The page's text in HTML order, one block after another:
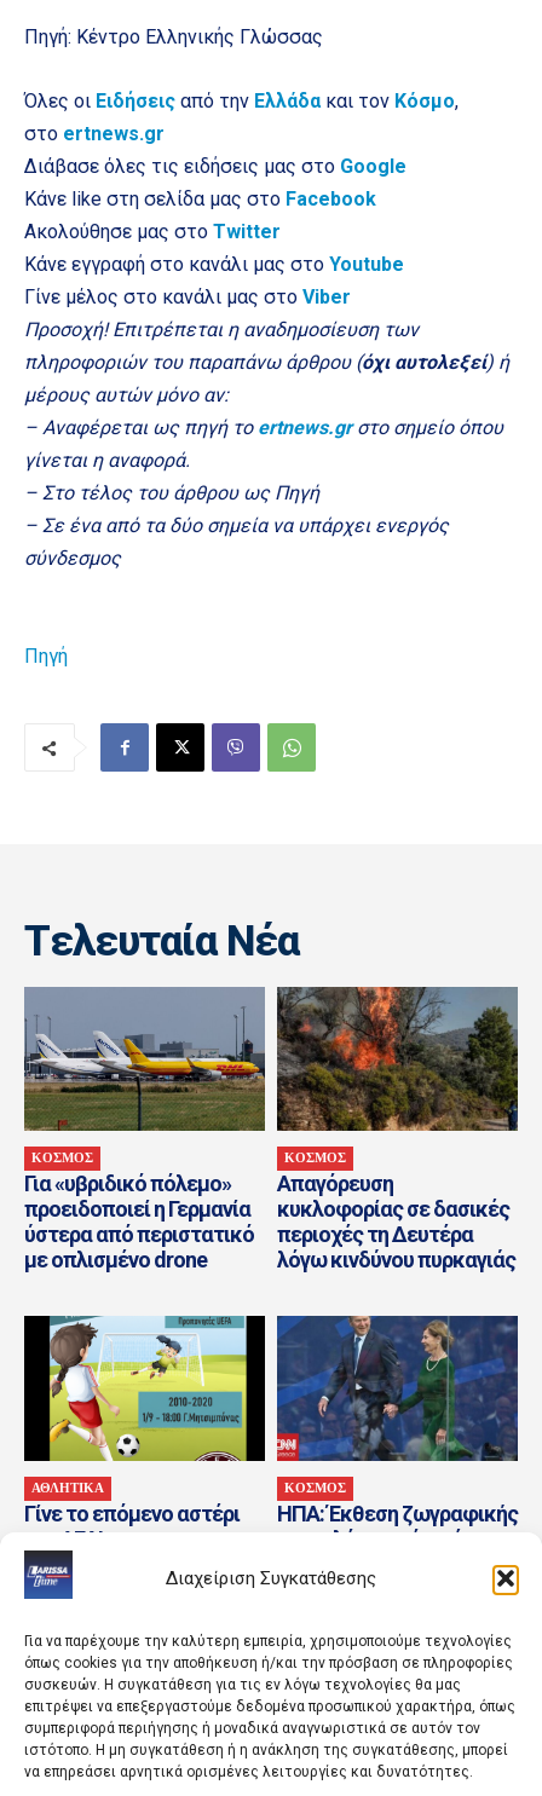
Διαχείριση Συγκατάθεσης
Για να παρέχουμε την καλύτερη εμπειρία, χρησιμοποιούμε τεχνολογίες
όπως cookies για την αποθήκευση ή/και την πρόσβαση σε πληροφορίες
συσκευών. Η συγκατάθεση για τις εν λόγω τεχνολογίες θα μας
επιτρέψει να επεξεργαστούμε δεδομένα προσωπικού χαρακτήρα, όπως
συμπεριφορά περιήγησης ή μοναδικά αναγνωριστικά σε αυτόν τον
ιστότοπο. Η μη συγκατάθεση ή η ανάκληση της συγκατάθεσης, μπορεί
να επηρεάσει αρνητικά ορισμένες λειτουργίες και δυνατότητες.
Πηγή: Κέντρο Ελληνικής Γλώσσας
Όλες οι Ειδήσεις από την Ελλάδακαι τον Κόσμο,
στο ertnews.gr
Διάβασε όλες τις ειδήσεις μας στο Google
Κάνε like στη σελίδα μας στο Facebook
Ακολούθησε μας στο Twitter
Κάνε εγγραφή στο κανάλι μας στο Youtube
Γίνε μέλος στο κανάλι μας στο Viber
Προσοχή! Επιτρέπεται η αναδημοσίευση των
πληροφοριών του παραπάνω άρθρου (όχι αυτολεξεί) ή
μέρους αυτών μόνο αν:
– Αναφέρεται ως πηγή το ertnews.gr στο σημείο όπου
γίνεται η αναφορά.
– Στο τέλος του άρθρου ως Πηγή
– Σε ένα από τα δύο σημεία να υπάρχει ενεργός
σύνδεσμος
Πηγή
Tελευταία Nέα
ΚΟΣΜΟΣ
Για «υβριδικό πόλεμο»
προειδοποιεί η Γερμανία
ύστερα από περιστατικό
με οπλισμένο drone
ΚΟΣΜΟΣ
Απαγόρευση
κυκλοφορίας σε δασικές
περιοχές τη Δευτέρα
λόγω κινδύνου πυρκαγιάς
ΑΘΛΗΤΙΚΑ
Γίνε το επόμενο αστέρι
της ΑΕΛ!
ΚΟΣΜΟΣ
ΗΠΑ: Έκθεση ζωγραφικής
για καλό σκοπό με έργα
του πρώην προέδρου
Τζορτζ Μπους